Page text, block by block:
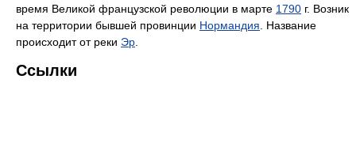
время Великой французской революции в марте 1790 г. Возник
на территории бывшей провинции Нормандия . Название
происходит от реки Эр
Ссылки